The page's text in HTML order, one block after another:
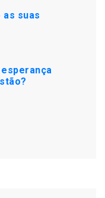
as suas
esperança